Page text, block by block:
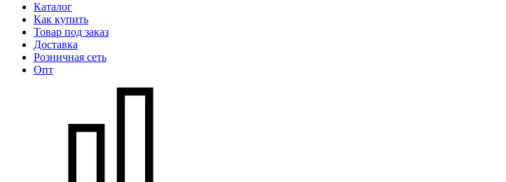
Каталог
Как купить
Товар под заказ
Доставка
Розничная сеть
Опт